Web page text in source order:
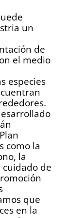
un
de
el medio
especies
como la
la
cuidado de
que
en la